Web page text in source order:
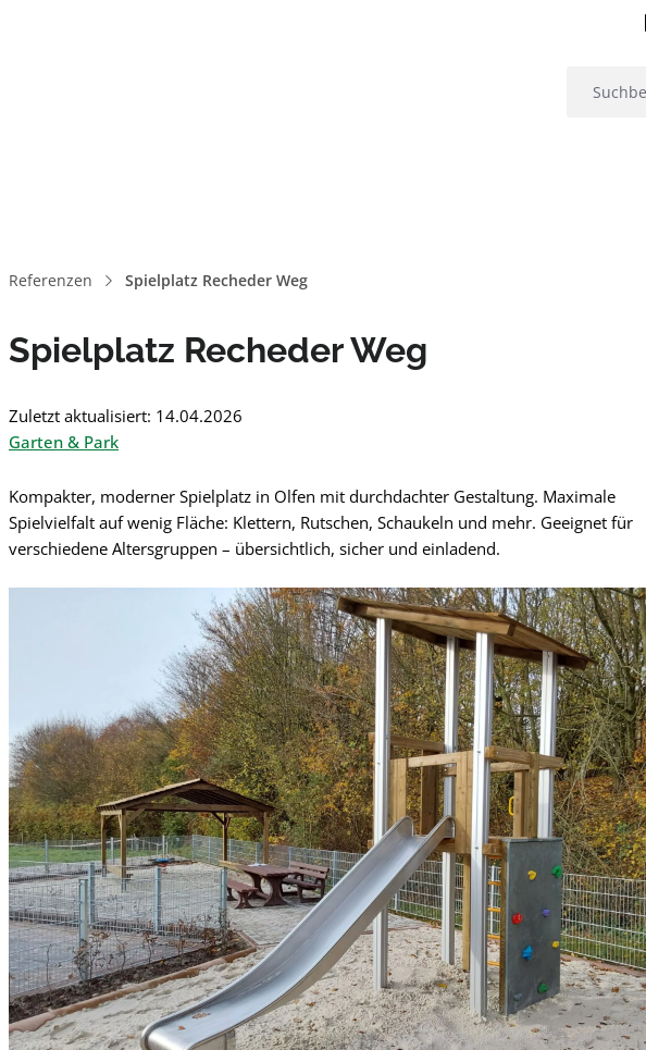
Referenzen Spielplatz Recheder Weg
Spielplatz Recheder Weg
Zuletzt aktualisiert: 14.04.2026
Garten & Park
Kompakter, moderner Spielplatz in Olfen mit durchdachter Gestaltung. Maximale
Spielvielfalt auf wenig Fläche: Klettern, Rutschen, Schaukeln und mehr. Geeignet für
verschiedene Altersgruppen – übersichtlich, sicher und einladend.